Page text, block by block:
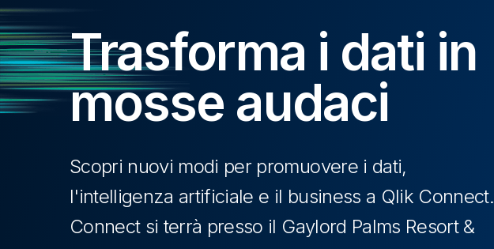
Trasforma i dati in
mosse audaci
Scopri nuovi modi per promuovere i dati,
l'intelligenza artificiale e il business a Qlik Connect.
Connect si terrà presso il Gaylord Palms Resort &